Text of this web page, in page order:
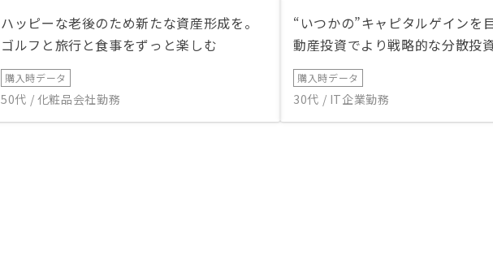
ハッピーな老後のため新たな資産形成を。
ゴルフと旅行と食事をずっと楽しむ
購入時データ
50代 / 化粧品会社勤務
“いつかの”キャピタルゲインを
動産投資でより戦略的な分散投
購入時データ
30代 / IT企業勤務